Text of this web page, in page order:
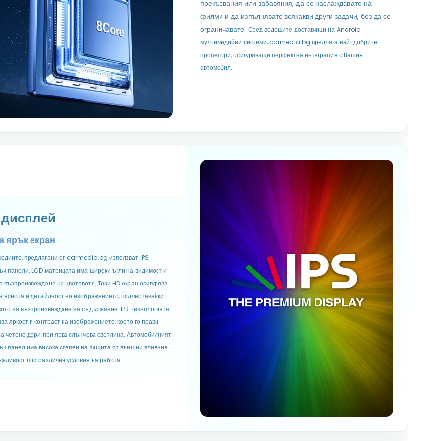
прекъсвания или забавяния, да се наслаждавате на
филми и да изпълнявате всякакви други задачи, без да се
ограничавате. Сред водещите доставчици на Android
мултимедийни системи, carmedia.bg предлага най-добрите
процесори, осигуряващи перфектна интеграция с Вашия
автомобил.
дисплей
ярък екран
предлагани от carmedia.bg използват IPS
панели. LCD матрицата има широки ъгли на видимост и
възпроизвеждане на цветовете. Този HD екран осигурява
яснота и детайлност на изображението, подчертавайки
на възпроизвеждане на съдържание. IPS технологията
яркост и контраст на изображението, което го прави
четене дори при ярка слънчева светлина. Автомобилният
панел има висока степен на защита от външни влияния
при различни условия на работа.